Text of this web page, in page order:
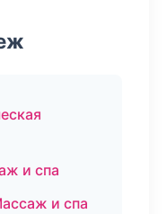
и спа
и спа